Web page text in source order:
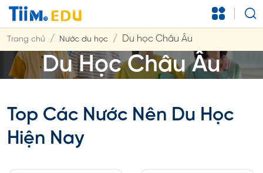
Trang chủ Nước du học Du học Châu Âu
Du Học Châu Âu
Top Các Nước Nên Du Học
Hiện Nay